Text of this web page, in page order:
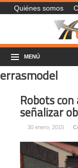
Quiénes somos
MENÚ
errasmodel
Robots
señalizar
30 enero, 2015